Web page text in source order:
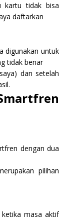
kartu tidak bisa
daftarkan
digunakan untuk
tidak benar
dan setelah
dengan dua
pilihan
masa aktif